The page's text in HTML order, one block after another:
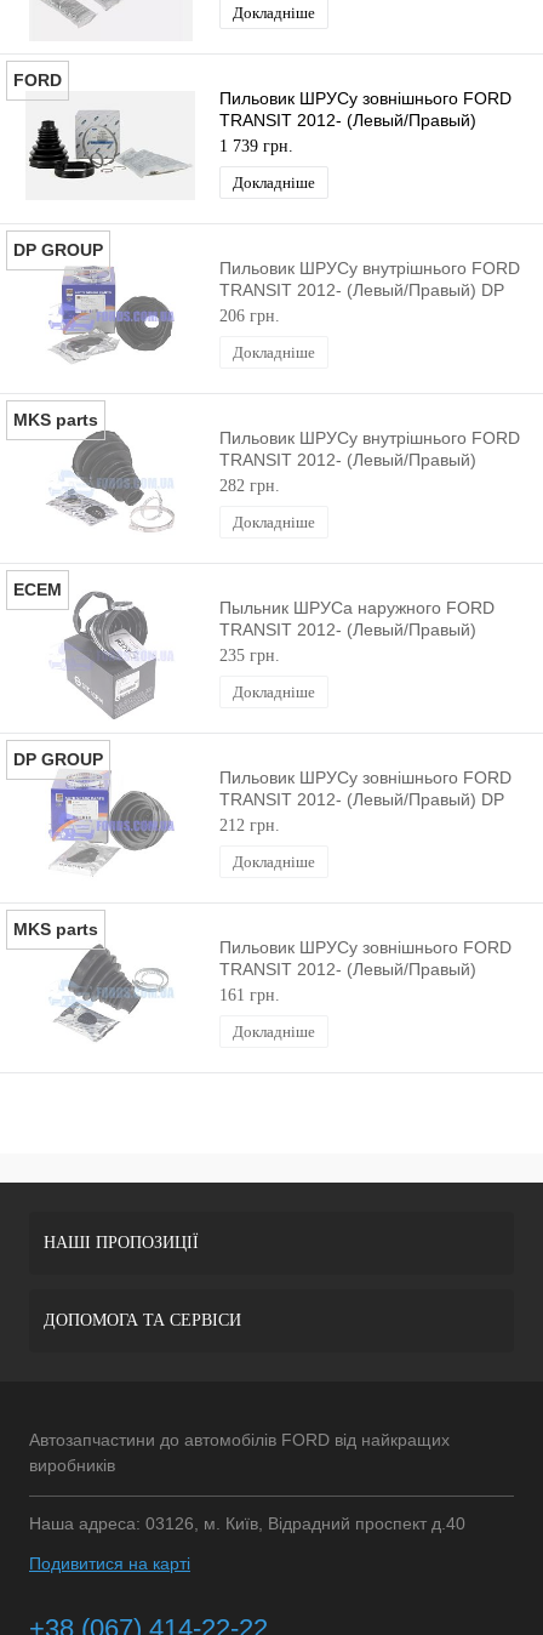
Докладніше
FORD
Пильовик ШРУСу зовнішнього FORD
TRANSIT 2012- (Левый/Правый)
ORIGINAL
1 739 грн.
Докладніше
DP GROUP
Пильовик ШРУСу внутрішнього FORD
TRANSIT 2012- (Левый/Правый) DP
GROUP
206 грн.
Докладніше
MKS parts
Пильовик ШРУСу внутрішнього FORD
TRANSIT 2012- (Левый/Правый)
MEKSAN
282 грн.
Докладніше
ECEM
Пыльник ШРУСа наружного FORD
TRANSIT 2012- (Левый/Правый)
ECEM
235 грн.
Докладніше
DP GROUP
Пильовик ШРУСу зовнішнього FORD
TRANSIT 2012- (Левый/Правый) DP
GROUP
212 грн.
Докладніше
MKS parts
Пильовик ШРУСу зовнішнього FORD
TRANSIT 2012- (Левый/Правый)
MEKSAN
161 грн.
Докладніше
НАШІ ПРОПОЗИЦІЇ
ДОПОМОГА ТА СЕРВІСИ
Автозапчастини до автомобілів FORD від найкращих
виробників
Наша адреса: 03126, м. Київ, Відрадний проспект д.40
Подивитися на карті
+38 (067) 414-22-22